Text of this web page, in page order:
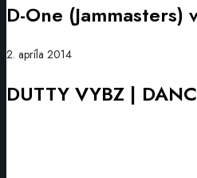
(Jammasters)
Trenchtowne!
D-One (Jammasters)
DUTTY
|
2. apríla 2014
DUTTY VYBZ |